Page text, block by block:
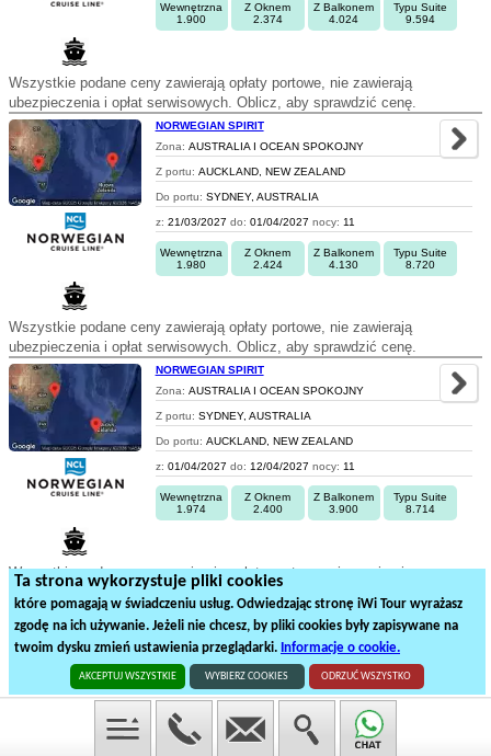
Ta strona wykorzystuje pliki cookies
które pomagają w świadczeniu usług. Odwiedzając stronę iWi Tour wyrażasz
zgodę na ich używanie. Jeżeli nie chcesz, by pliki cookies były zapisywane na
twoim dysku zmień ustawienia przeglądarki. Informacje o cookie.
AKCEPTUJ WSZYSTKIE WYBIERZ COOKIES ODRZUĆ WSZYSTKO
Wewnętrzna
1.900
Z Oknem
2.374
Z Balkonem
4.024
Typu Suite
9.594
Wszystkie podane ceny zawierają opłaty portowe, nie zawierają
ubezpieczenia i opłat serwisowych. Oblicz, aby sprawdzić cenę.
NORWEGIAN SPIRIT
Zona: AUSTRALIA I OCEAN SPOKOJNY
Z portu: AUCKLAND, NEW ZEALAND
Do portu: SYDNEY, AUSTRALIA
z: 21/03/2027 do: 01/04/2027 nocy: 11
Wewnętrzna
1.980
Z Oknem
2.424
Z Balkonem
4.130
Typu Suite
8.720
Wszystkie podane ceny zawierają opłaty portowe, nie zawierają
ubezpieczenia i opłat serwisowych. Oblicz, aby sprawdzić cenę.
NORWEGIAN SPIRIT
Zona: AUSTRALIA I OCEAN SPOKOJNY
Z portu: SYDNEY, AUSTRALIA
Do portu: AUCKLAND, NEW ZEALAND
z: 01/04/2027 do: 12/04/2027 nocy: 11
Wewnętrzna
1.974
Z Oknem
2.400
Z Balkonem
3.900
Typu Suite
8.714
Wszystkie podane ceny zawierają opłaty portowe, nie zawierają
ubezpieczenia i opłat serwisowych. Oblicz, aby sprawdzić cenę.
1 2 3
50rejsów statkiem na3stronach